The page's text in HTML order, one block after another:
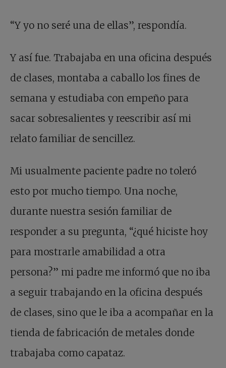
“Y yo no seré una de ellas”, respondía.
Y así fue. Trabajaba en una oficina después
de clases, montaba a caballo los fines de
semana y estudiaba con empeño para
sacar sobresalientes y reescribir así mi
relato familiar de sencillez.
Mi usualmente paciente padre no toleró
esto por mucho tiempo. Una noche,
durante nuestra sesión familiar de
responder a su pregunta, “¿qué hiciste hoy
para mostrarle amabilidad a otra
persona?” mi padre me informó que no iba
a seguir trabajando en la oficina después
de clases, sino que le iba a acompañar en la
tienda de fabricación de metales donde
trabajaba como capataz.